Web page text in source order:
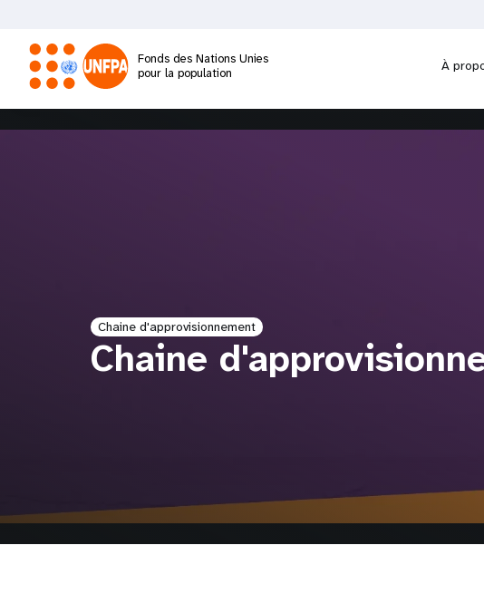
contenu
principal
Fonds des Nations Unies
pour la population
À
M
a
Chaine d'approvisionnement
Chaine